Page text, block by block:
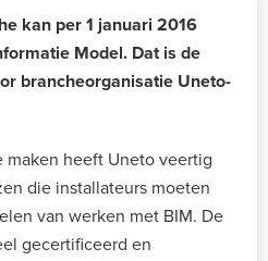
kan per 1 januari 2016
Model. Dat is de
brancheorganisatie Uneto-
maken heeft Uneto veertig
die installateurs moeten
van werken met BIM. De
gecertificeerd en